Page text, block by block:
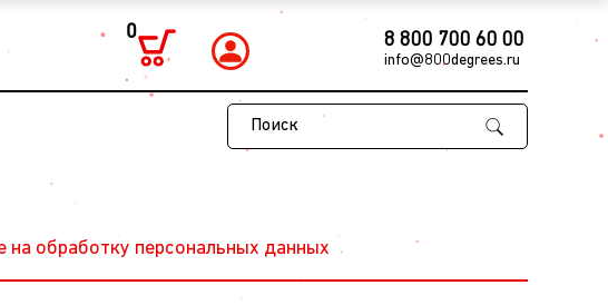
0 8 800 700 60 00
info@800degrees.ru
Поиск
на обработку персональных данных